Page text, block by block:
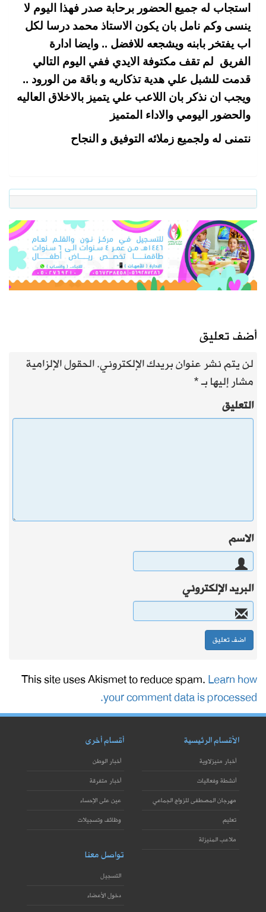
استجاب له جميع الحضور برحابة صدر فهذا اليوم لا
ينسى وكم نامل بان يكون الاستاذ محمد درسا لكل
اب يفتخر بابنه ويشجعه للافضل .. وايضا ادارة
الفريق لم تقف مكتوفة الايدي ففي اليوم التالي
قدمت للشبل علي هدية تذكاريه و باقة من الورود ..
ويجب ان نذكر بان اللاعب علي يتميز بالاخلاق العاليه
والحضور اليومي والاداء المتميز
نتمنى له ولجميع زملائه التوفيق و النجاح
أضف تعليق
لن يتم نشر عنوان بريدك الإلكتروني.الحقول الإلزامية
مشار إليها بـ*
التعليق
الاسم
البريد الإلكتروني
This site uses Akismet to reduce spam.Learn how
your comment data is processed.
الأقسام الرئيسية
أخبار منيزلاوية
أنشطة وفعاليات
مهرجان المصطفى للزواج الجماعي
تعليم
ملاعب المنيزلة
أقسام أخرى
أخبار الوطن
أخبار متفرقة
عين على الإحساء
وظائف وتسجيلات
تواصل معنا
التسجيل
دخول الأعضاء